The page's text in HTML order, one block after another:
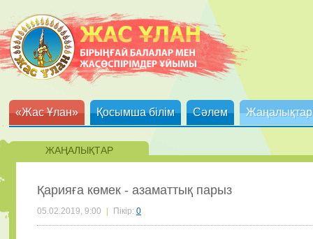
«Жас Ұлан» Қосымша білім Сәлем Жаңалықтар
ЖАҢАЛЫҚТАР
Қарияға көмек - азаматтық парыз
05.02.2019, 9:00 Пікір: 0